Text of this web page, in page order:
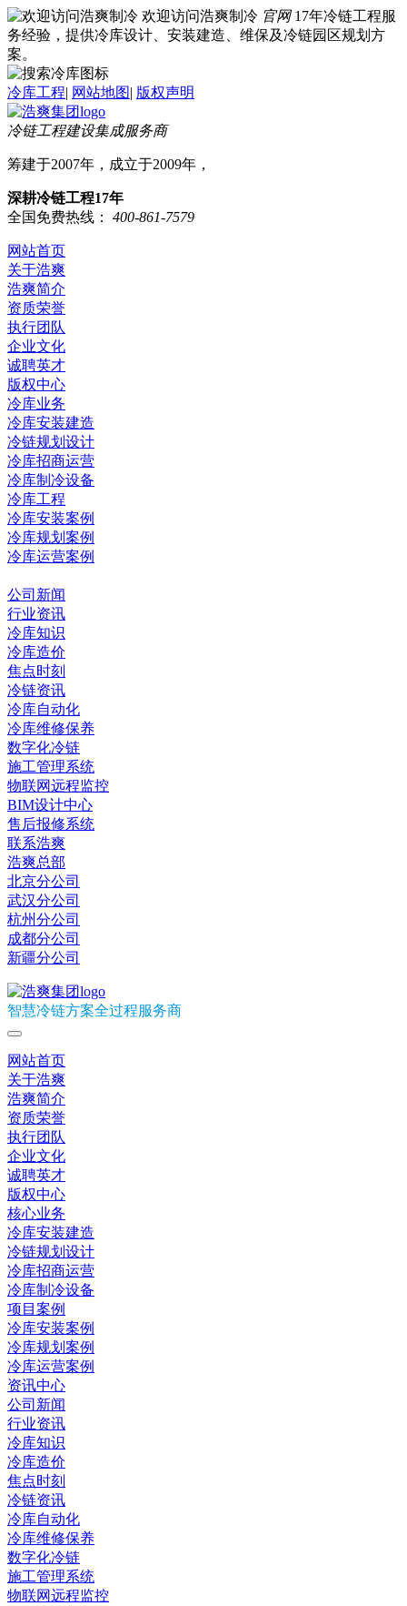
欢迎访问浩爽制冷 官网 17年冷链工程服
务经验，提供冷库设计、安装建造、维保及冷链园区规划方
案。
冷库工程| 网站地图| 版权声明
冷链工程建设集成服务商
筹建于2007年，成立于2009年，
深耕冷链工程17年
全国免费热线：
400-861-7579
网站首页
关于浩爽
浩爽简介
资质荣誉
执行团队
企业文化
诚聘英才
版权中心
冷库业务
冷库安装建造
冷链规划设计
冷库招商运营
冷库制冷设备
冷库工程
冷库安装案例
冷库规划案例
冷库运营案例
公司新闻
行业资讯
冷库知识
冷库造价
焦点时刻
冷链资讯
冷库自动化
冷库维修保养
数字化冷链
施工管理系统
物联网远程监控
BIM设计中心
售后报修系统
联系浩爽
浩爽总部
北京分公司
武汉分公司
杭州分公司
成都分公司
新疆分公司
智慧冷链方案全过程服务商
网站首页
关于浩爽
浩爽简介
资质荣誉
执行团队
企业文化
诚聘英才
版权中心
核心业务
冷库安装建造
冷链规划设计
冷库招商运营
冷库制冷设备
项目案例
冷库安装案例
冷库规划案例
冷库运营案例
资讯中心
公司新闻
行业资讯
冷库知识
冷库造价
焦点时刻
冷链资讯
冷库自动化
冷库维修保养
数字化冷链
施工管理系统
物联网远程监控